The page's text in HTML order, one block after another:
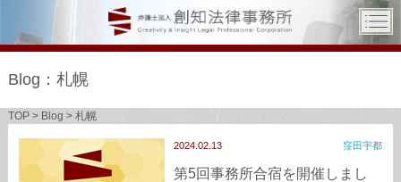
Blog：札幌
TOP> Blog > 札幌
2024.02.13 窪田宇都
第5回事務所合宿を開催しまし